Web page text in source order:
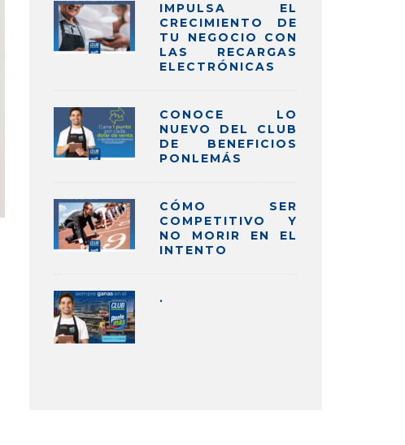
IMPULSA EL
CRECIMIENTO DE
TU NEGOCIO CON
LAS RECARGAS
ELECTRÓNICAS
CONOCE LO
NUEVO DEL CLUB
DE BENEFICIOS
PONLEMÁS
CÓMO SER
COMPETITIVO Y
NO MORIR EN EL
INTENTO
.